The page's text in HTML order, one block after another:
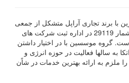
با برند تجاری آراپل متشکل از جمعی
از مهندسین پویا و خلاق به شمار 29119 در اداره ثبت شرکت های
گروه موسسین با در اختیار داشتن
به سالها فعالیت در حوزه انرژی و
ملزم به ارائه بهترین خدمات در شاًن